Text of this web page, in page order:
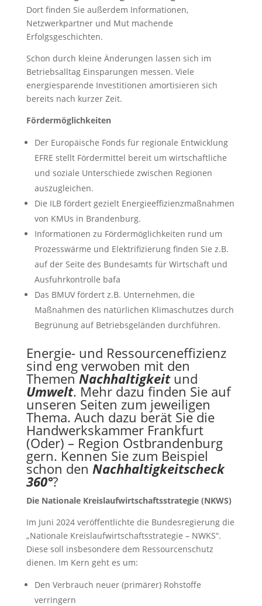
Dort finden Sie außerdem Informationen,
Netzwerkpartner und Mut machende
Erfolgsgeschichten.
Schon durch kleine Änderungen lassen sich im
Betriebsalltag Einsparungen messen. Viele
energiesparende Investitionen amortisieren sich
bereits nach kurzer Zeit.
Fördermöglichkeiten
Der Europäische Fonds für regionale Entwicklung
EFRE stellt Fördermittel bereit um wirtschaftliche
und soziale Unterschiede zwischen Regionen
auszugleichen.
Die ILB fördert gezielt Energieeffizienzmaßnahmen
von KMUs in Brandenburg.
Informationen zu Fördermöglichkeiten rund um
Prozesswärme und Elektrifizierung finden Sie z.B.
auf der Seite des Bundesamts für Wirtschaft und
Ausfuhrkontrolle bafa
Das BMUV fördert z.B. Unternehmen, die
Maßnahmen des natürlichen Klimaschutzes durch
Begrünung auf Betriebsgeländen durchführen.
Energie- und Ressourceneffizienz
sind eng verwoben mit den
ThemenNachhaltigkeitund
Umwelt. Mehr dazu finden Sie auf
unseren Seiten zum jeweiligen
Thema. Auch dazu berät Sie die
Handwerkskammer Frankfurt
(Oder) – Region Ostbrandenburg
gern. Kennen Sie zum Beispiel
schon den Nachhaltigkeitscheck
360°?
Die Nationale Kreislaufwirtschaftsstrategie (NKWS)
Im Juni 2024 veröffentlichte die Bundesregierung die
„Nationale Kreislaufwirtschaftsstrategie – NWKS“.
Diese soll insbesondere dem Ressourcenschutz
dienen. Im Kern geht es um:
Den Verbrauch neuer (primärer) Rohstoffe
verringern